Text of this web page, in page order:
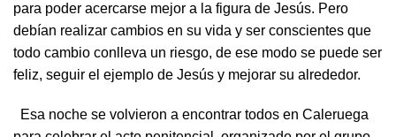
para poder acercarse mejor a la figura de Jesús. Pero
debían realizar cambios en su vida y ser conscientes que
todo cambio conlleva un riesgo, de ese modo se puede ser
feliz, seguir el ejemplo de Jesús y mejorar su alrededor.
Esa noche se volvieron a encontrar todos en Caleruega